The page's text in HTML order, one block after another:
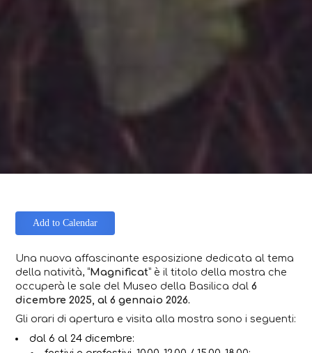
Add to Calendar
Una nuova affascinante esposizione dedicata al tema
della natività, “Magnificat” è il titolo della mostra che
occuperà le sale del Museo della Basilica dal6
dicembre 2025, al 6 gennaio 2026.
Gli orari di apertura e visita alla mostra sono i seguenti:
dal 6 al 24 dicembre: